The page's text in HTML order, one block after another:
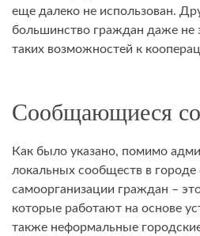
еще далеко не использован.
большинство граждан даже не
таких возможностей к
Сообщающиеся
Как было указано, помимо
локальных сообществ в городе
самоорганизации граждан –
которые работают на основе
также неформальные